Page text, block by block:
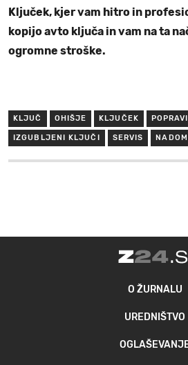
Ključek, kjer vam hitro in
kopijo avto ključa in vam na ta
ogromne stroške.
KLJUČ OHIŠJE KLJUČEK
IZGUBLJENI KLJUČI SERVIS
O ŽURNALU
UREDNIŠTVO